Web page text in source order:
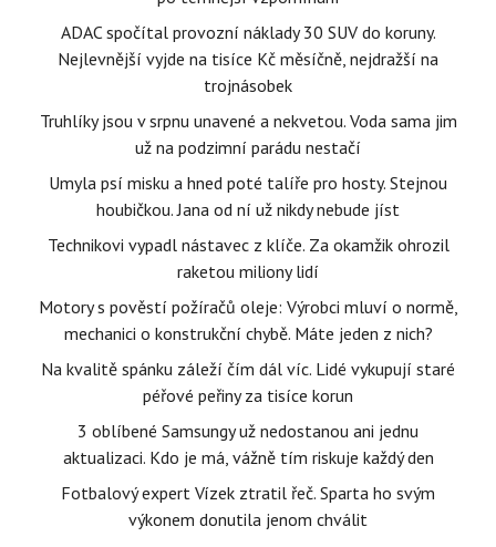
ADAC spočítal provozní náklady 30 SUV do koruny.
Nejlevnější vyjde na tisíce Kč měsíčně, nejdražší na
trojnásobek
Truhlíky jsou v srpnu unavené a nekvetou. Voda sama jim
už na podzimní parádu nestačí
Umyla psí misku a hned poté talíře pro hosty. Stejnou
houbičkou. Jana od ní už nikdy nebude jíst
Technikovi vypadl nástavec z klíče. Za okamžik ohrozil
raketou miliony lidí
Motory s pověstí požíračů oleje: Výrobci mluví o normě,
mechanici o konstrukční chybě. Máte jeden z nich?
Na kvalitě spánku záleží čím dál víc. Lidé vykupují staré
péřové peřiny za tisíce korun
3 oblíbené Samsungy už nedostanou ani jednu
aktualizaci. Kdo je má, vážně tím riskuje každý den
Fotbalový expert Vízek ztratil řeč. Sparta ho svým
výkonem donutila jenom chválit